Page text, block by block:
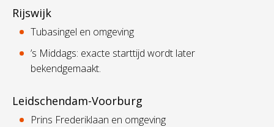
Rijswijk
Tubasingel en omgeving
’s Middags: exacte starttijd wordt later
bekendgemaakt.
Leidschendam-Voorburg
Prins Frederiklaan en omgeving